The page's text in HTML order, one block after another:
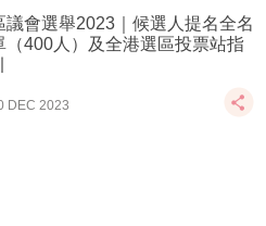
議會選舉2023｜候選人提名全名
（400人）及全港選區投票站指
DEC 2023